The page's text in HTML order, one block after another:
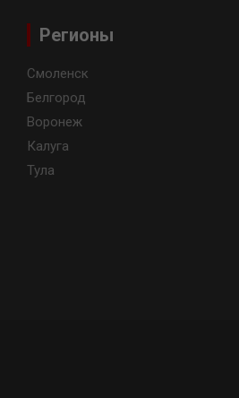
Регионы
Смоленск
Белгород
Воронеж
Калуга
Тула